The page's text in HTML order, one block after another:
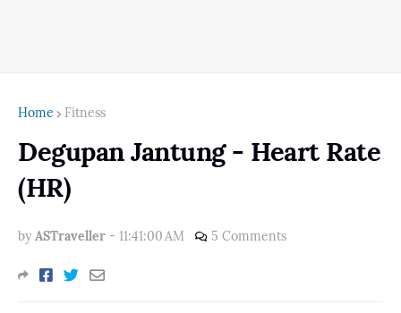
Home Fitness
Degupan Jantung - Heart Rate
(HR)
by ASTraveller - 11:41:00 AM 5 Comments